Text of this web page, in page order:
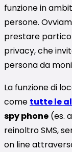
funzione in
persone.
prestare
privacy, che
persona da
La funzione di
come tutte le
spy phone (es.
reinoltro SMS,
on line